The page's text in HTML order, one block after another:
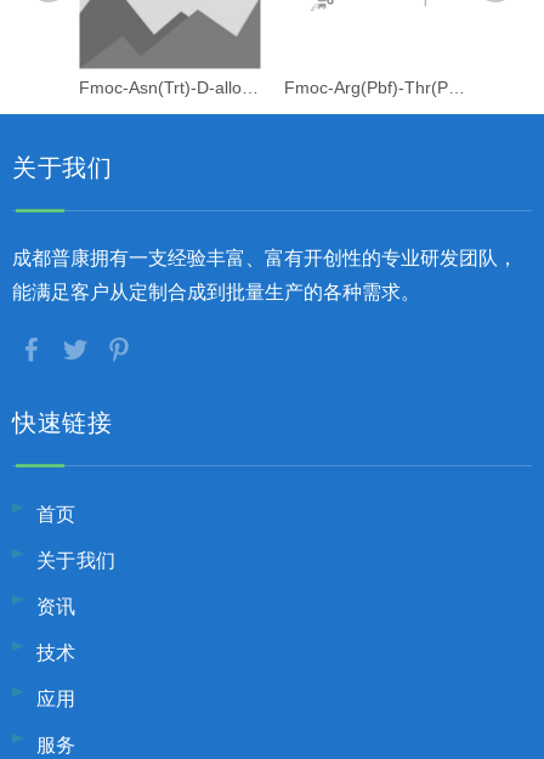
关于我们
成都普康拥有一支经验丰富、富有开创性的专业研发团队，
能满足客户从定制合成到批量生产的各种需求。
快速链接
首页
关于我们
资讯
技术
应用
服务